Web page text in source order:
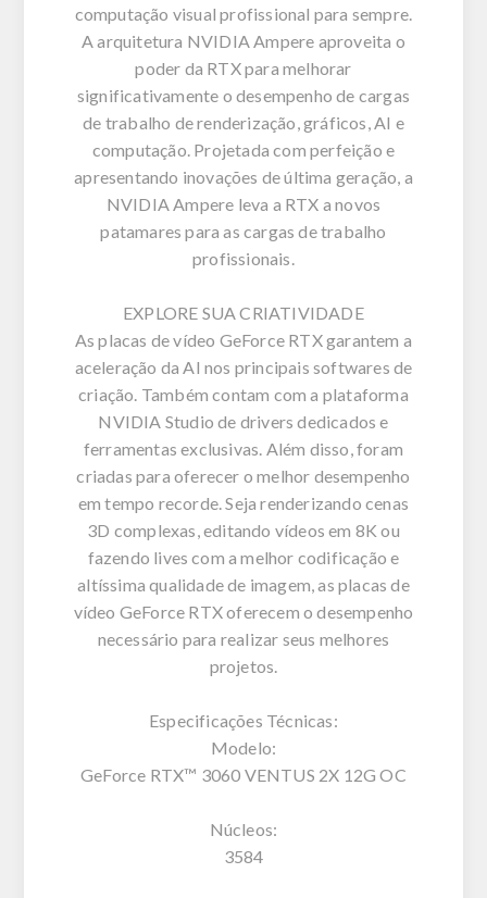
computação visual profissional para sempre.
A arquitetura NVIDIA Ampere aproveita o
poder da RTX para melhorar
significativamente o desempenho de cargas
de trabalho de renderização, gráficos, AI e
computação. Projetada com perfeição e
apresentando inovações de última geração, a
NVIDIA Ampere leva a RTX a novos
patamares para as cargas de trabalho
profissionais.
EXPLORE SUA CRIATIVIDADE
As placas de vídeo GeForce RTX garantem a
aceleração da AI nos principais softwares de
criação. Também contam com a plataforma
NVIDIA Studio de drivers dedicados e
ferramentas exclusivas. Além disso, foram
criadas para oferecer o melhor desempenho
em tempo recorde. Seja renderizando cenas
3D complexas, editando vídeos em 8K ou
fazendo lives com a melhor codificação e
altíssima qualidade de imagem, as placas de
vídeo GeForce RTX oferecem o desempenho
necessário para realizar seus melhores
projetos.
Especificações Técnicas:
Modelo:
GeForce RTX™ 3060 VENTUS 2X 12G OC
Núcleos:
3584